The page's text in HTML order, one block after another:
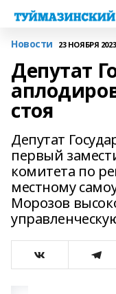
Новости 23 НОЯБРЯ
Депутат
стоя
Депутат
первый
комитета по
местному
Морозов